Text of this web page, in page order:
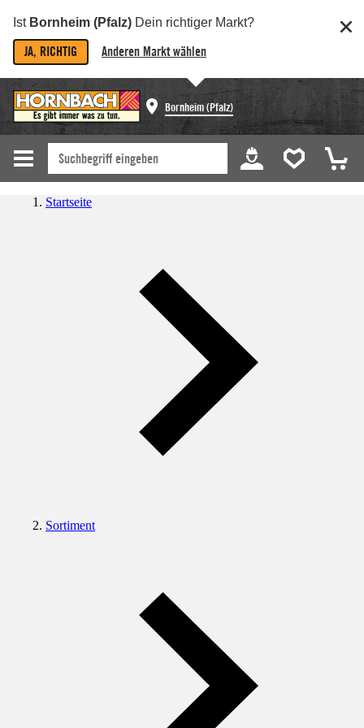
Ist Bornheim (Pfalz) Dein richtiger Markt?
JA, RICHTIG Anderen Markt wählen
Bornheim (Pfalz)
Startseite
Sortiment